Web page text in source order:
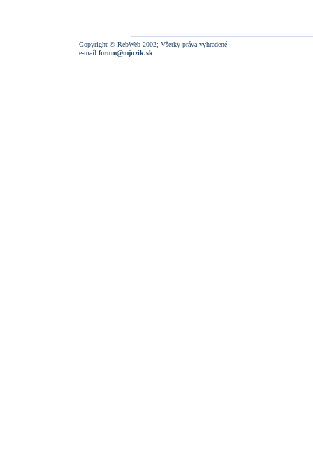
Copyright © RebWeb 2002; Všetky práva vyhradené
e-mail:forum@mjuzik.sk